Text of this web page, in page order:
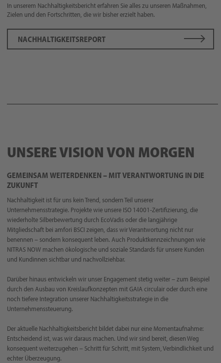
In unserem Nachhaltigkeitsbericht erfahren Sie alles zu unseren Maßnahmen,
Zielen und den Fortschritten, die wir bisher erzielt haben.
NACHHALTIGKEITSREPORT
UNSERE VISION VON MORGEN
GEMEINSAM WEITERDENKEN – MIT VERANTWORTUNG IN DIE
ZUKUNFT
Nachhaltigkeit ist für uns kein Trend, sondern Teil unserer
Unternehmensstrategie. Projekte wie unsere ISO 14001-Zertifizierung, die
wiederholte Silberbewertung durch EcoVadis oder die langjährige
Mitgliedschaft bei amfori BSCI zeigen, dass wir Verantwortung nicht nur
benennen – sondern konsequent leben. Auch Produktkennzeichnungen wie
NITRAS NOW machen ökologische und soziale Standards für unsere Kunden
und Kundinnen sichtbar und nachvollziehbar.
Darüber hinaus entwickeln wir unser Engagement stetig weiter – zum Beispiel
durch den Ausbau von Kreislaufkonzepten mit GAIA circulair oder durch eine
noch tiefere Integration unserer Nachhaltigkeitsstrategie in die
Unternehmenssteuerung.
Der aktuelle Nachhaltigkeitsbericht bildet dabei nur eine Momentaufnahme:
Entscheidend ist, was wir daraus machen. Und wir sind bereit, diesen Weg
konsequent weiterzugehen – Schritt für Schritt, mit System, Verbindlichkeit und
echter Überzeugung.